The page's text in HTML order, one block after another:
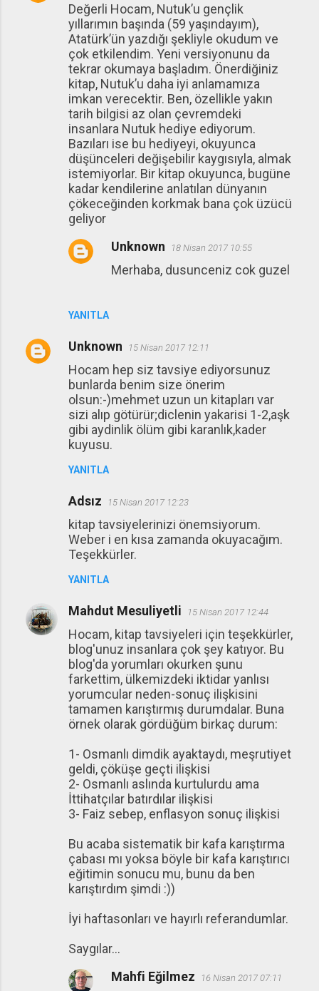
Değerli Hocam, Nutuk’u gençlik
yıllarımın başında (59 yaşındayım),
Atatürk’ün yazdığı şekliyle okudum ve
çok etkilendim. Yeni versiyonunu da
tekrar okumaya başladım. Önerdiğiniz
kitap, Nutuk’u daha iyi anlamamıza
imkan verecektir. Ben, özellikle yakın
tarih bilgisi az olan çevremdeki
insanlara Nutuk hediye ediyorum.
Bazıları ise bu hediyeyi, okuyunca
düşünceleri değişebilir kaygısıyla, almak
istemiyorlar. Bir kitap okuyunca, bugüne
kadar kendilerine anlatılan dünyanın
çökeceğinden korkmak bana çok üzücü
geliyor
YANITLA
Unknown 18 Nisan 2017 10:55
Merhaba, dusunceniz cok guzel
Unknown 15 Nisan 2017 12:11
Hocam hep siz tavsiye ediyorsunuz
bunlarda benim size önerim
olsun:-)mehmet uzun un kitapları var
sizi alıp götürür;diclenin yakarisi 1-2,aşk
gibi aydinlik ölüm gibi karanlık,kader
kuyusu.
YANITLA
Adsız 15 Nisan 2017 12:23
kitap tavsiyelerinizi önemsiyorum.
Weber i en kısa zamanda okuyacağım.
Teşekkürler.
YANITLA
Mahdut Mesuliyetli 15 Nisan 2017 12:44
Hocam, kitap tavsiyeleri için teşekkürler,
blog'unuz insanlara çok şey katıyor. Bu
blog'da yorumları okurken şunu
farkettim, ülkemizdeki iktidar yanlısı
yorumcular neden-sonuç ilişkisini
tamamen karıştırmış durumdalar. Buna
örnek olarak gördüğüm birkaç durum:
1- Osmanlı dimdik ayaktaydı, meşrutiyet
geldi, çöküşe geçti ilişkisi
2- Osmanlı aslında kurtulurdu ama
İttihatçılar batırdılar ilişkisi
3- Faiz sebep, enflasyon sonuç ilişkisi
Bu acaba sistematik bir kafa karıştırma
çabası mı yoksa böyle bir kafa karıştırıcı
eğitimin sonucu mu, bunu da ben
karıştırdım şimdi :))
İyi haftasonları ve hayırlı referandumlar.
Saygılar...
Mahfi Eğilmez 16 Nisan 2017 07:11